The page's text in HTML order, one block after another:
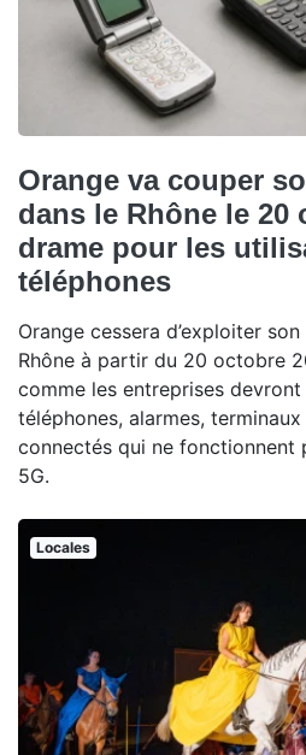
Orange va couper
dans le Rhône le 20
drame pour les
téléphones
Orange cessera d’exploiter
Rhône à partir du 20 octobre
comme les entreprises
téléphones, alarmes,
connectés qui ne fonctionnent
5G.
Locales